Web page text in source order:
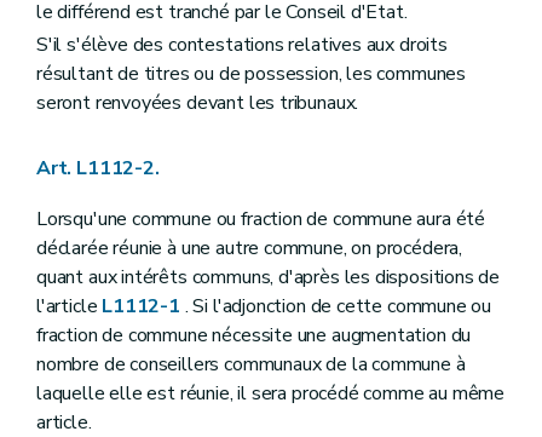
Section 3 La mise en oeuvre de la responsabilité du collège communal
Art. L1123-14
Section 4– Décret du 8 décembre 2005, art. 15
Art. L1123-15
Art. L1123-16
Section
Art. L1123-20
Art. L1123-21
Art. L1123-22
Section6
– Décret du 8 décembre 2005, art. 15
Art. L1123-23
Art. L1123-24
Art. L1123-25
Art. L1123-26
Art. L1123-27
le différend est tranché par le Conseil d'Etat.
S'il s'élève des contestations relatives aux droits
résultant de titres ou de possession, les communes
seront renvoyées devant les tribunaux.
Art. L1112-2.
Lorsqu'une commune ou fraction de commune aura été
déclarée réunie à une autre commune, on procédera,
quant aux intérêts communs, d'après les dispositions de
l'article L1112-1 . Si l'adjonction de cette commune ou
fraction de commune nécessite une augmentation du
nombre de conseillers communaux de la commune à
laquelle elle est réunie, il sera procédé comme au même
article.